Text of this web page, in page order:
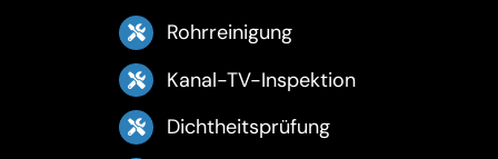
Rohrreinigung
Kanal-TV-Inspektion
Dichtheitsprüfung